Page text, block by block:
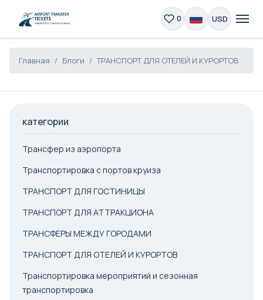
0 USD
Главная Блоги ТРАНСПОРТ ДЛЯ ОТЕЛЕЙ И КУРОРТОВ
категории
Трансфер из аэропорта
Транспортировка с портов круиза
ТРАНСПОРТ ДЛЯ ГОСТИНИЦЫ
ТРАНСПОРТ ДЛЯ АТТРАКЦИОНА
ТРАНСФЕРЫ МЕЖДУ ГОРОДАМИ
ТРАНСПОРТ ДЛЯ ОТЕЛЕЙ И КУРОРТОВ
Транспортировка мероприятий и сезонная
транспортировка